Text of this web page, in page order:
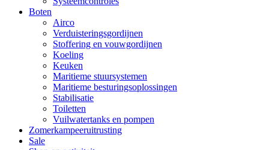
Boten
Airco
Verduisteringsgordijnen
Stoffering en vouwgordijnen
Koeling
Keuken
Maritieme stuursystemen
Maritieme besturingsoplossingen
Stabilisatie
Toiletten
Vuilwatertanks en pompen
Zomerkampeeruitrusting
Sale